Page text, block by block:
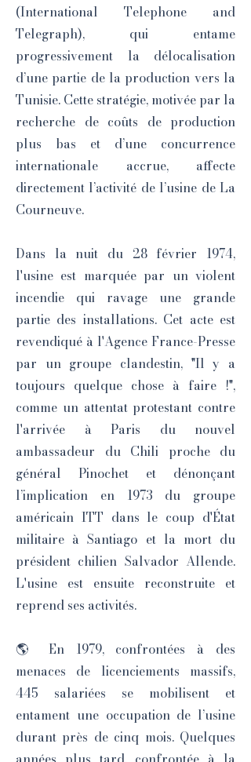
(International Telephone and
Telegraph), qui entame
progressivement la délocalisation
d’une partie de la production vers la
Tunisie. Cette stratégie, motivée par la
recherche de coûts de production
plus bas et d’une concurrence
internationale accrue, affecte
directement l’activité de l’usine de La
Courneuve.
Dans la nuit du 28 février 1974,
l'usine est marquée par un violent
incendie qui ravage une grande
partie des installations. Cet acte est
revendiqué à l'Agence France-Presse
par un groupe clandestin, "Il y a
toujours quelque chose à faire !",
comme un attentat protestant contre
l'arrivée à Paris du nouvel
ambassadeur du Chili proche du
général Pinochet et dénonçant
l’implication en 1973 du groupe
américain ITT dans le coup d'État
militaire à Santiago et la mort du
président chilien Salvador Allende.
L'usine est ensuite reconstruite et
reprend ses activités.
🌎 En 1979, confrontées à des
menaces de licenciements massifs,
445 salariées se mobilisent et
entament une occupation de l’usine
durant près de cinq mois. Quelques